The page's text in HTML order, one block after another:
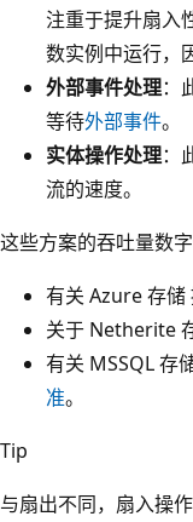
注重于提升扇入
数实例中运行，
外部事件处理：
等待外部事件。
实体操作处理：
流的速度。
这些方案的吞吐量数
有关 Azure 存储
关于 Netherite
有关 MSSQL 存
准。
Tip
与扇出不同，扇入操